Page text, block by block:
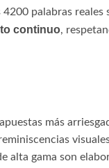
palabras
continuo,
más
alta gama son